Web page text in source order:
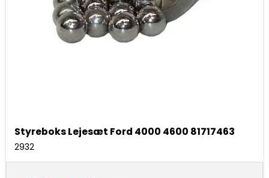
Styreboks Lejesæt Ford 4000 4600 81717463
2932